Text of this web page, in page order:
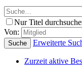
Nur Titel
Von:
Suche Erweiterte
Zurzeit aktive